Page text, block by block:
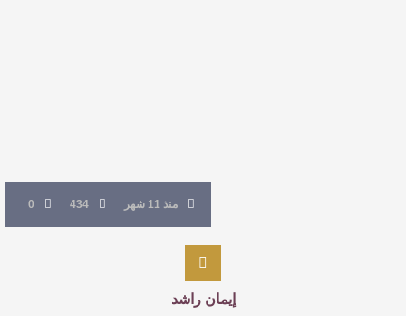
منذ 11 شهر 434
0
إيمان راشد